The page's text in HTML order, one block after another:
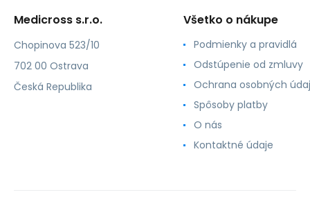
Medicross s.r.o.
Chopinova 523/10
702 00 Ostrava
Česká Republika
Všetko o nákupe
Podmienky a pravidlá
Odstúpenie od zmluvy
Ochrana osobných
Spôsoby platby
O nás
Kontaktné údaje